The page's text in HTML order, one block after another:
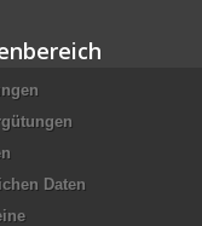
Daten